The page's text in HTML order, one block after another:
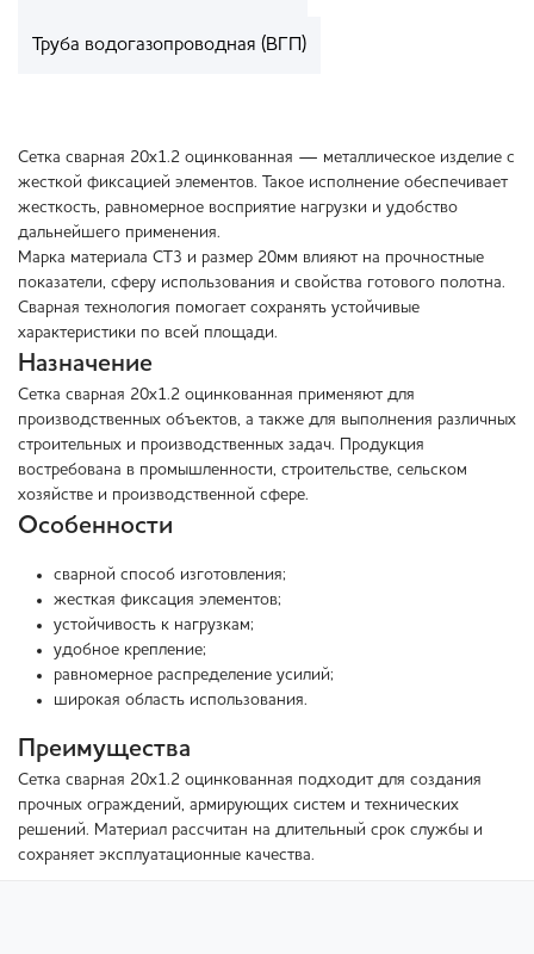
Труба водогазопроводная (ВГП)
Сетка сварная 20х1.2 оцинкованная — металлическое изделие с
жесткой фиксацией элементов. Такое исполнение обеспечивает
жесткость, равномерное восприятие нагрузки и удобство
дальнейшего применения.
Марка материала СТ3 и размер 20мм влияют на прочностные
показатели, сферу использования и свойства готового полотна.
Сварная технология помогает сохранять устойчивые
характеристики по всей площади.
Назначение
Сетка сварная 20х1.2 оцинкованная применяют для
производственных объектов, а также для выполнения различных
строительных и производственных задач. Продукция
востребована в промышленности, строительстве, сельском
хозяйстве и производственной сфере.
Особенности
сварной способ изготовления;
жесткая фиксация элементов;
устойчивость к нагрузкам;
удобное крепление;
равномерное распределение усилий;
широкая область использования.
Преимущества
Сетка сварная 20х1.2 оцинкованная подходит для создания
прочных ограждений, армирующих систем и технических
решений. Материал рассчитан на длительный срок службы и
сохраняет эксплуатационные качества.